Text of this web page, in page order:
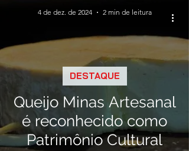
Queijo Minas Artesanal
é reconhecido como
Patrimônio Cultural
DESTAQUE
4 de dez. de 2024 2 min de leitura